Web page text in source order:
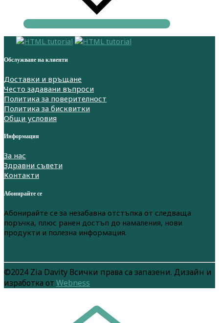
Обслужване на клиенти
Доставки и връщане
Често задавани въпроси
Политика за поверителност
Политика за бисквитки
Общи условия
Информация
За нас
Здравни съвети
Контакти
Абонирайте се
Абонирайте се за незабавна отстъпка от следваща
поръчка, плюс ранен достъп до намаления, нови
продукти и полезна информация.
©2024 Zia Davity Всички права са запазени. Дизайн и
изработка от Webness